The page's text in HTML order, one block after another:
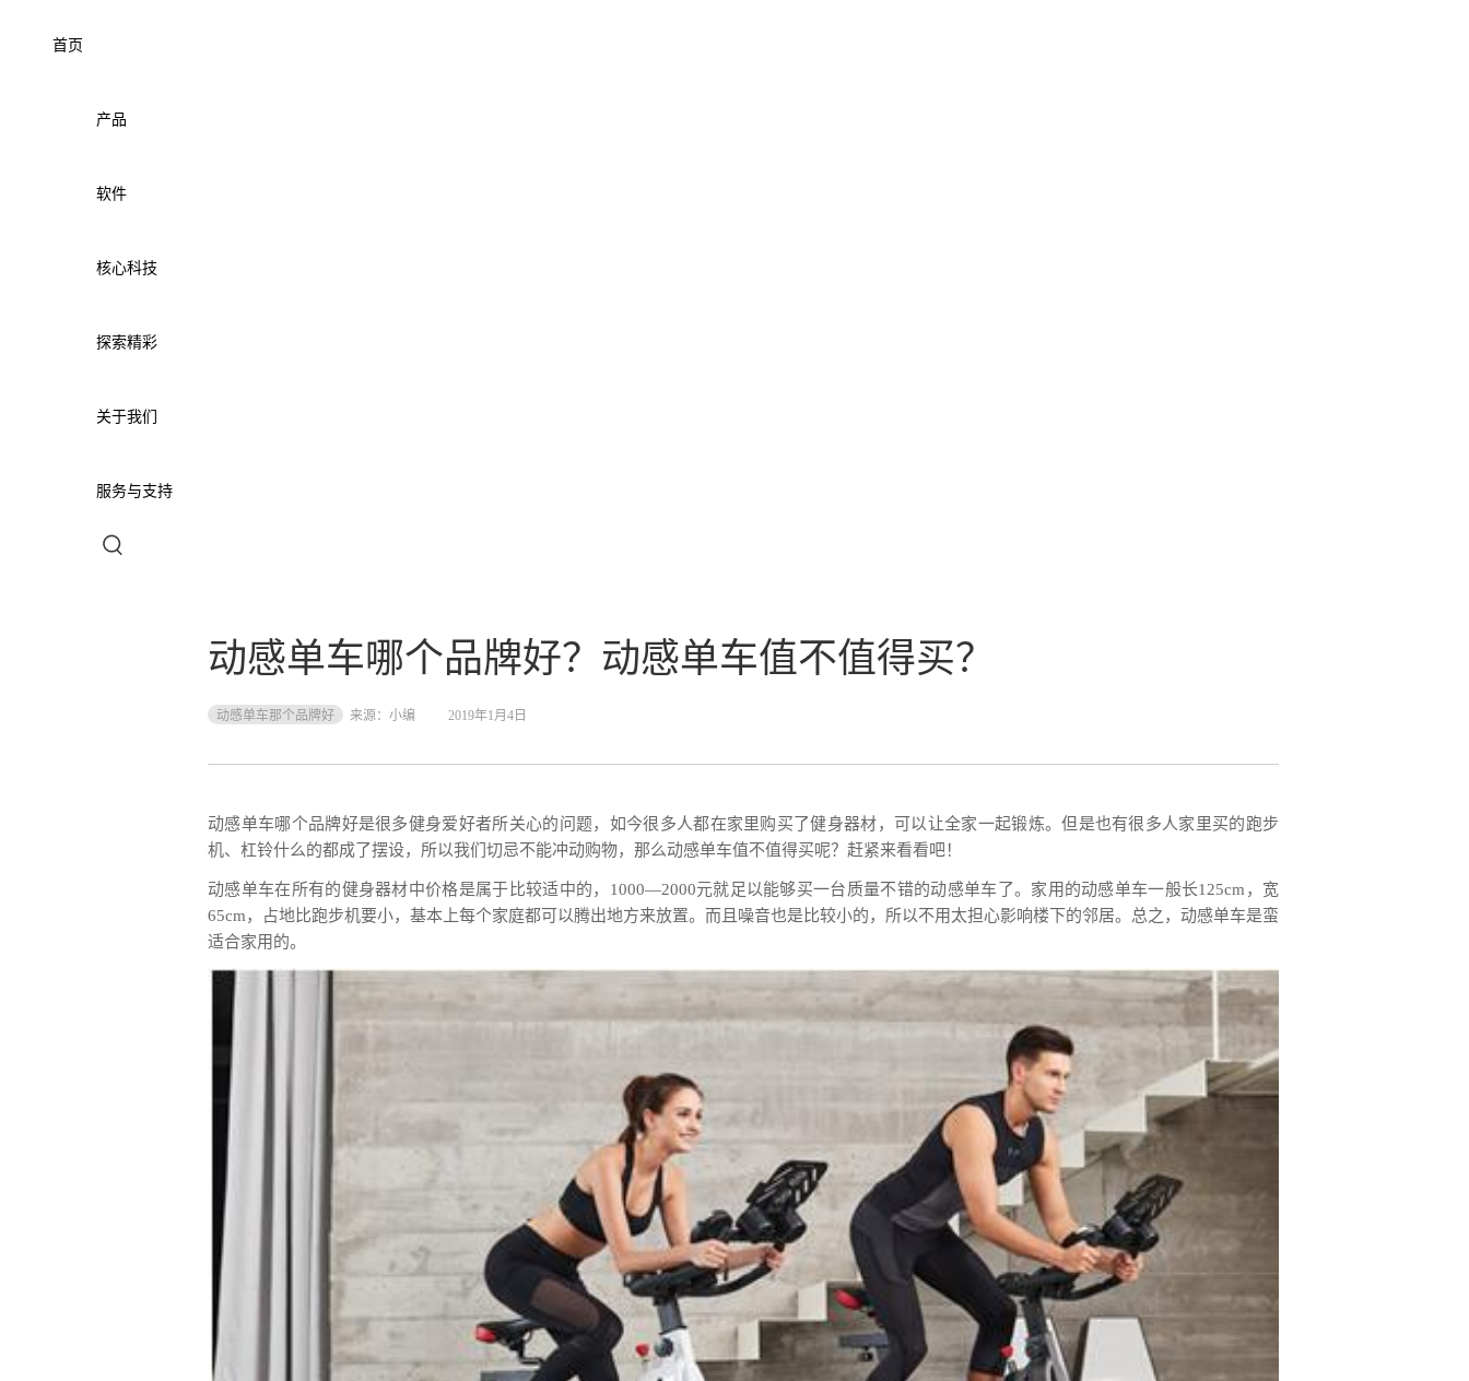
首页
产品
软件
核心科技
探索精彩
关于我们
服务与支持
动感单车哪个品牌好？动感单车值不值得买？
动感单车那个品牌好 来源： 小编 2019年1月4日
动感单车哪个品牌好是很多健身爱好者所关心的问题，如今很多人都在家里购买了健身器材，可以让全家一起锻炼。但是也有很多人家里买的跑步
机、杠铃什么的都成了摆设，所以我们切忌不能冲动购物，那么动感单车值不值得买呢？赶紧来看看吧！
动感单车在所有的健身器材中价格是属于比较适中的，1000—2000元就足以能够买一台质量不错的动感单车了。家用的动感单车一般长125cm，宽
65cm，占地比跑步机要小，基本上每个家庭都可以腾出地方来放置。而且噪音也是比较小的，所以不用太担心影响楼下的邻居。总之，动感单车是蛮
适合家用的。